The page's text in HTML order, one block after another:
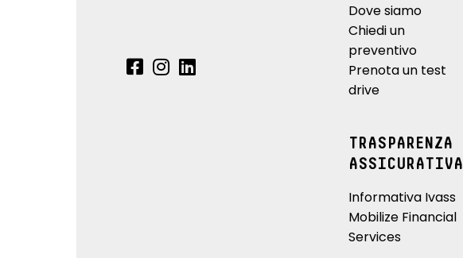
Dove siamo
Chiedi un
preventivo
Prenota un test
drive
TRASPARENZA
ASSICURATIVA
Informativa Ivass
Mobilize Financial
Services